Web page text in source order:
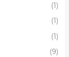
(1)
(1)
(1)
(9)